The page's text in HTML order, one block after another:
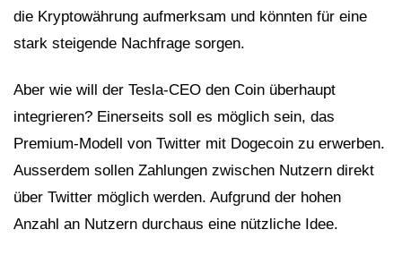
die Kryptowährung aufmerksam und könnten für eine
stark steigende Nachfrage sorgen.
Aber wie will der Tesla-CEO den Coin überhaupt
integrieren? Einerseits soll es möglich sein, das
Premium-Modell von Twitter mit Dogecoin zu erwerben.
Ausserdem sollen Zahlungen zwischen Nutzern direkt
über Twitter möglich werden. Aufgrund der hohen
Anzahl an Nutzern durchaus eine nützliche Idee.